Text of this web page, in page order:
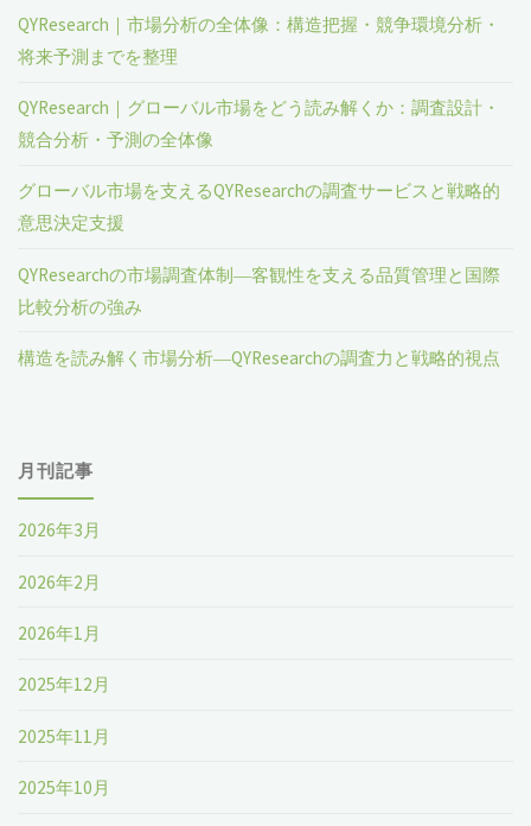
QYResearch｜市場分析の全体像：構造把握・競争環境分析・
将来予測までを整理
QYResearch｜グローバル市場をどう読み解くか：調査設計・
競合分析・予測の全体像
グローバル市場を支えるQYResearchの調査サービスと戦略的
意思決定支援
QYResearchの市場調査体制―客観性を支える品質管理と国際
比較分析の強み
構造を読み解く市場分析―QYResearchの調査力と戦略的視点
月刊記事
2026年3月
2026年2月
2026年1月
2025年12月
2025年11月
2025年10月